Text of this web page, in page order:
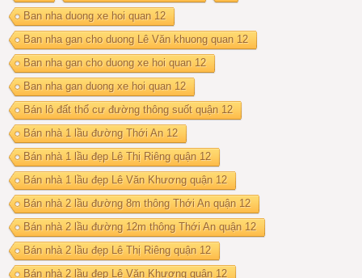
Ban nha duong xe hoi quan 12
Ban nha gan cho duong Lê Văn khuong quan 12
Ban nha gan cho duong xe hoi quan 12
Ban nha gan duong xe hoi quan 12
Bán lô đất thổ cư đường thông suốt quận 12
Bán nhà 1 lầu đường Thới An 12
Bán nhà 1 lầu đẹp Lê Thị Riêng quận 12
Bán nhà 1 lầu đẹp Lê Văn Khương quận 12
Bán nhà 2 lầu đường 8m thông Thới An quận 12
Bán nhà 2 lầu đường 12m thông Thới An quận 12
Bán nhà 2 lầu đẹp Lê Thị Riêng quận 12
Bán nhà 2 lầu đẹp Lê Văn Khương quận 12